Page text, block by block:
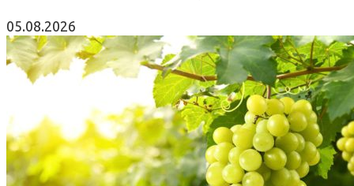
05.08.2026